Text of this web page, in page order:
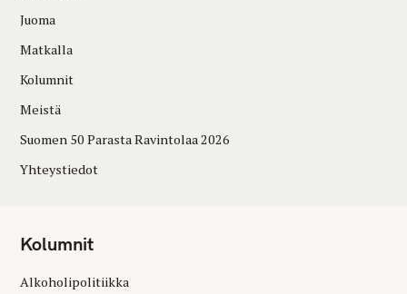
Juoma
Matkalla
Kolumnit
Meistä
Suomen 50 Parasta Ravintolaa 2026
Yhteystiedot
Kolumnit
Alkoholipolitiikka